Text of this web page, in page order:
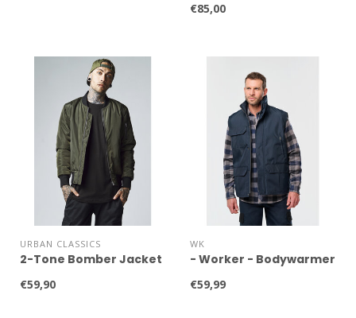
€85,00
URBAN CLASSICS
2-Tone Bomber Jacket
€59,90
WK
- Worker - Bodywarmer
€59,99